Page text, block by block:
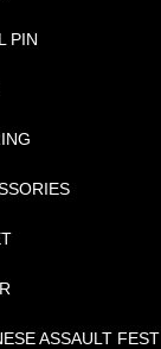
PIN
ASSAULT FEST